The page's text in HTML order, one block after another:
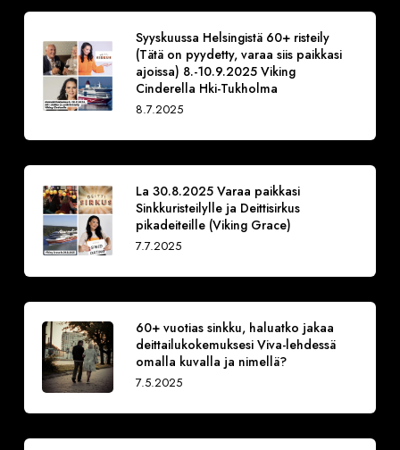
Syyskuussa Helsingistä 60+ risteily
(Tätä on pyydetty, varaa siis paikkasi
ajoissa) 8.-10.9.2025 Viking
Cinderella Hki-Tukholma
8.7.2025
La 30.8.2025 Varaa paikkasi
Sinkkuristeilylle ja Deittisirkus
pikadeiteille (Viking Grace)
7.7.2025
60+ vuotias sinkku, haluatko jakaa
deittailukokemuksesi Viva-lehdessä
omalla kuvalla ja nimellä?
7.5.2025